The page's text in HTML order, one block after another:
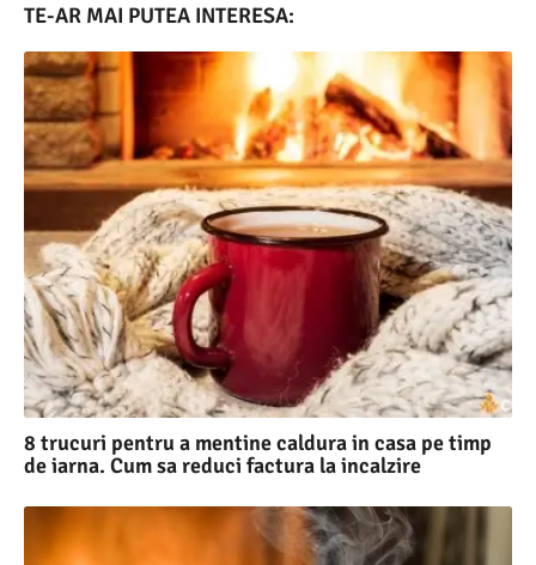
TE-AR MAI PUTEA INTERESA:
8 trucuri pentru a mentine caldura in casa pe timp
de iarna. Cum sa reduci factura la incalzire